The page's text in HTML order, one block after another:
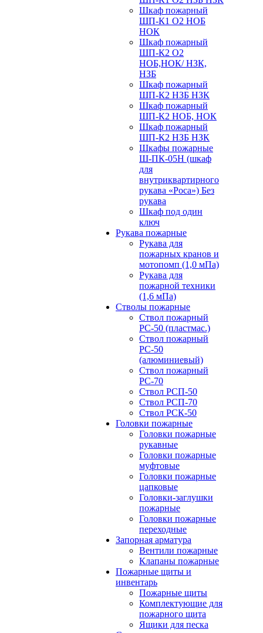
Шкаф пожарный
ШП-К1 О2 НОБ
НОК
Шкаф пожарный
ШП-К2 О2
НОБ,НОК/ НЗК,
НЗБ
Шкаф пожарный
ШП-К2 НЗБ НЗК
Шкаф пожарный
ШП-К2 НОБ, НОК
Шкаф пожарный
ШП-К2 НЗБ НЗК
Шкафы пожарные
Ш-ПК-05Н (шкаф
для
внутриквартирного
рукава «Роса») Без
рукава
Шкаф под один
ключ
Рукава пожарные
Рукава для
пожарных кранов и
мотопомп (1,0 мПа)
Рукава для
пожарной техники
(1,6 мПа)
Стволы пожарные
Ствол пожарный
РС-50 (пластмас.)
Ствол пожарный
РС-50
(алюминиевый)
Ствол пожарный
РС-70
Ствол РСП-50
Ствол РСП-70
Ствол РСК-50
Головки пожарные
Головки пожарные
рукавные
Головки пожарные
муфтовые
Головки пожарные
цапковые
Головки-заглушки
пожарные
Головки пожарные
переходные
Запорная арматура
Вентили пожарные
Клапаны пожарные
Пожарные щиты и
инвентарь
Пожарные щиты
Комплектующие для
пожарного щита
Ящики для песка